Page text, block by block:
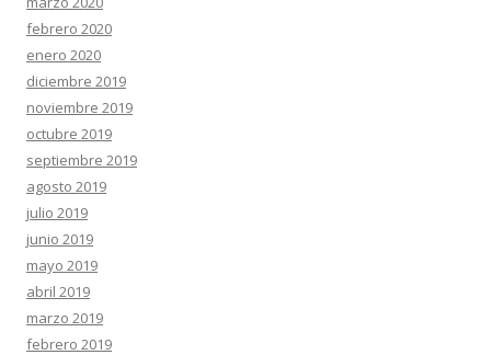
febrero 2020
enero 2020
diciembre 2019
noviembre 2019
octubre 2019
septiembre 2019
agosto 2019
julio 2019
junio 2019
mayo 2019
abril 2019
marzo 2019
febrero 2019